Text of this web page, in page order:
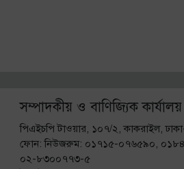
সম্পাদকীয় ও বাণিজ্যিক কার্যালয়
পিএইচপি টাওয়ার, ১০৭/২, কাকরাইল,
ফোন: নিউজরুম: ০১৭১৫-০৭৬৫৯০,
০২-৮৩০০৭৭৩-৫